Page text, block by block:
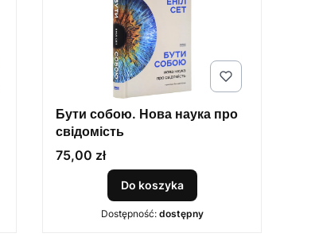
Бути собою. Нова наука про
свідомість
Cena
75,00 zł
Do koszyka
Dostępność: dostępny